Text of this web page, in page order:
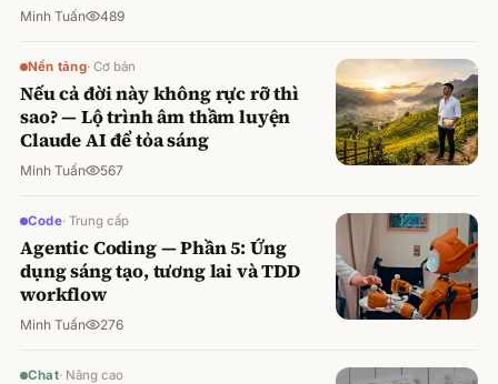
Minh Tuấn 489
Nền tảng· Cơ bản
Nếu cả đời này không rực rỡ thì
sao? — Lộ trình âm thầm luyện
Claude AI để tỏa sáng
Minh Tuấn 567
Code· Trung cấp
Agentic Coding — Phần 5: Ứng
dụng sáng tạo, tương lai và TDD
workflow
Minh Tuấn 276
Chat· Nâng cao